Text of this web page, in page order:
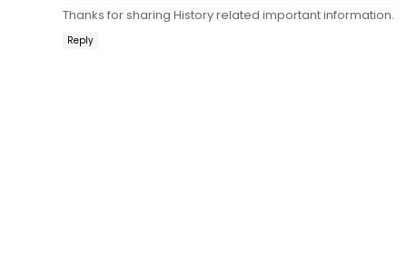
Thanks for sharing History related important information.
Reply